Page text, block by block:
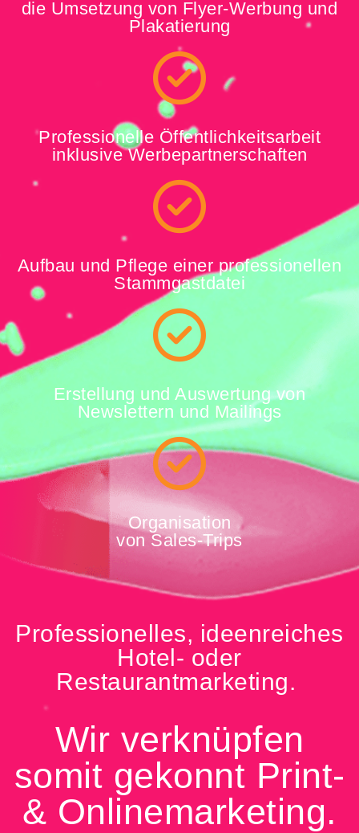
die Umsetzung von Flyer-Werbung und
Plakatierung
Professionelle Öffentlichkeitsarbeit
inklusive Werbepartnerschaften
Aufbau und Pflege einer professionellen
Stammgastdatei
Erstellung und Auswertung von
Newslettern und Mailings
Organisation
von Sales-Trips
Professionelles, ideenreiches
Hotel- oder
Restaurantmarketing.
Wir verknüpfen
somit gekonnt Print-
& Onlinemarketing.